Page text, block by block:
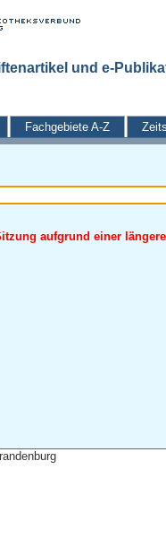
und e-
Fachgebiete A-Z
aufgrund einer